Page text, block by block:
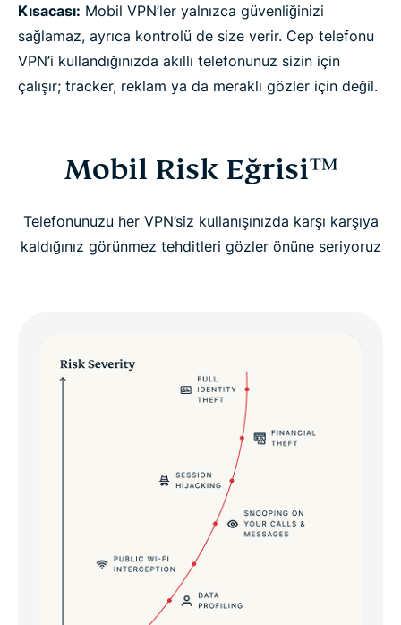
Kısacası: Mobil VPN’ler yalnızca güvenliğinizi
sağlamaz, ayrıca kontrolü de size verir. Cep telefonu
VPN’i kullandığınızda akıllı telefonunuz sizin için
çalışır; tracker, reklam ya da meraklı gözler için değil.
Mobil Risk Eğrisi™
Telefonunuzu her VPN’siz kullanışınızda karşı karşıya
kaldığınız görünmez tehditleri gözler önüne seriyoruz